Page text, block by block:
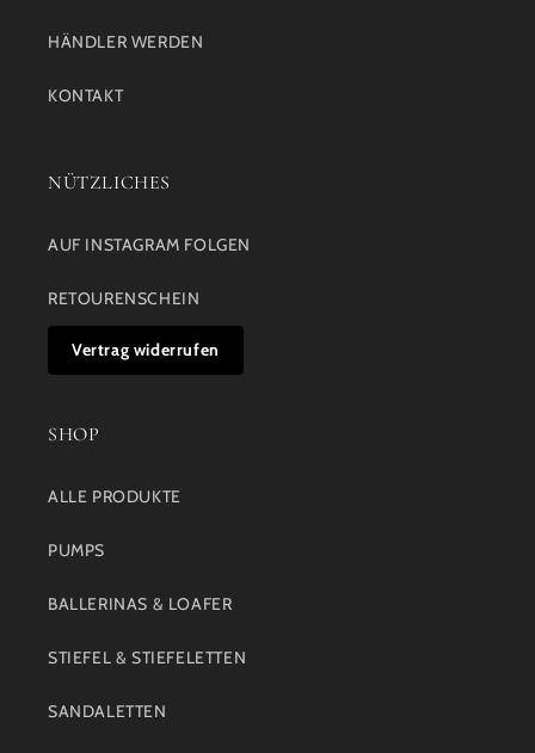
HÄNDLER WERDEN
KONTAKT
NÜTZLICHES
AUF INSTAGRAM FOLGEN
RETOURENSCHEIN
Vertrag widerrufen
SHOP
ALLE PRODUKTE
PUMPS
BALLERINAS & LOAFER
STIEFEL & STIEFELETTEN
SANDALETTEN